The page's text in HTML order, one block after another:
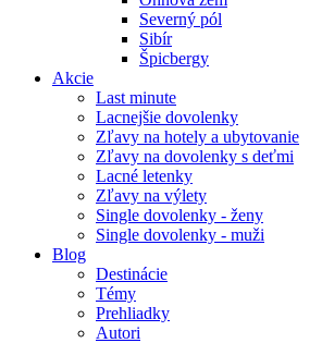
Severný pól
Sibír
Špicbergy
Akcie
Last minute
Lacnejšie dovolenky
Zľavy na hotely a ubytovanie
Zľavy na dovolenky s deťmi
Lacné letenky
Zľavy na výlety
Single dovolenky - ženy
Single dovolenky - muži
Blog
Destinácie
Témy
Prehliadky
Autori